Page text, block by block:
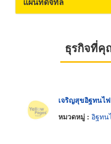
ธุรกิจที่คุ
เจริญสุขอิฐทนไฟ
หมวดหมู่ : อิฐทน